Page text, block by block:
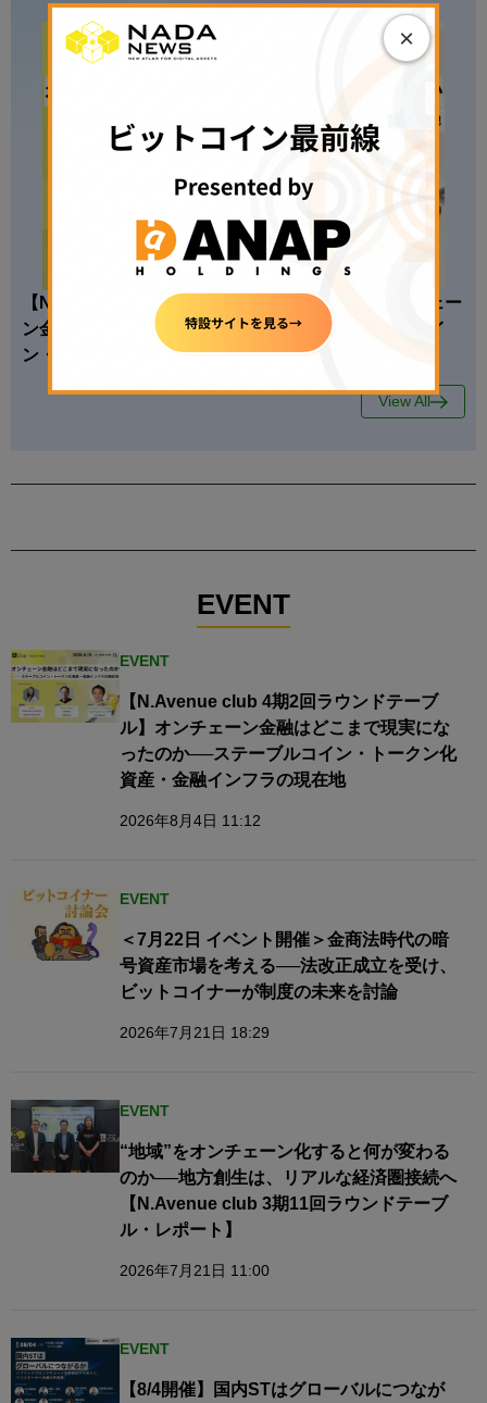
【N.Avenue club 4期2回ラウンドテーブル】オンチェー
ン金融はどこまで現実になったのか──ステーブルコイ
ン・トークン化資産・金融インフラの現在地
View All
EVENT
EVENT
【N.Avenue club 4期2回ラウンドテーブ
ル】オンチェーン金融はどこまで現実にな
ったのか──ステーブルコイン・トークン化
資産・金融インフラの現在地
2026年8月4日 11:12
EVENT
＜7月22日 イベント開催＞金商法時代の暗
号資産市場を考える──法改正成立を受け、
ビットコイナーが制度の未来を討論
2026年7月21日 18:29
EVENT
“地域”をオンチェーン化すると何が変わる
のか──地方創生は、リアルな経済圏接続へ​
【N.Avenue club 3期11回ラウンドテーブ
ル・レポート】
2026年7月21日 11:00
EVENT
【8/4開催】国内STはグローバルにつなが
×